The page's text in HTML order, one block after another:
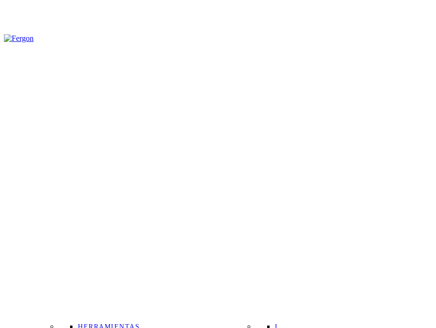
Fergon SAS ofrece una amplia gama de repuestos y herramientas especializadas para la reparación de motores de carros y motos.